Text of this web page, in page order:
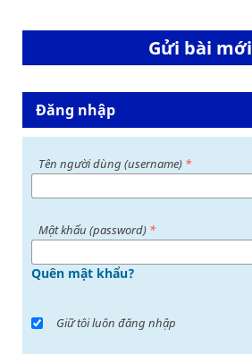
Gửi bài mới
Đăng nhập
Tên người dùng (username) *
Mật khấu (password) *
Quên mật khẩu?
Giữ tôi luôn đăng nhập